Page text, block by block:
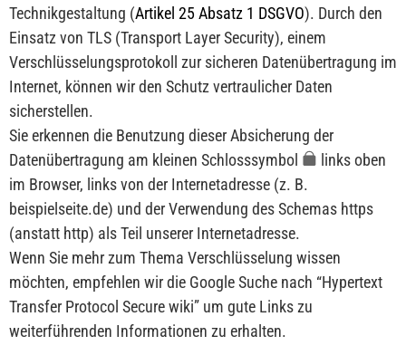
Technikgestaltung (Artikel 25 Absatz 1 DSGVO). Durch den
Einsatz von TLS (Transport Layer Security), einem
Verschlüsselungsprotokoll zur sicheren Datenübertragung im
Internet, können wir den Schutz vertraulicher Daten
sicherstellen.
Sie erkennen die Benutzung dieser Absicherung der
Datenübertragung am kleinen Schlosssymbol
links oben
im Browser, links von der Internetadresse (z. B.
beispielseite.de) und der Verwendung des Schemas https
(anstatt http) als Teil unserer Internetadresse.
Wenn Sie mehr zum Thema Verschlüsselung wissen
möchten, empfehlen wir die Google Suche nach “Hypertext
Transfer Protocol Secure wiki” um gute Links zu
weiterführenden Informationen zu erhalten.